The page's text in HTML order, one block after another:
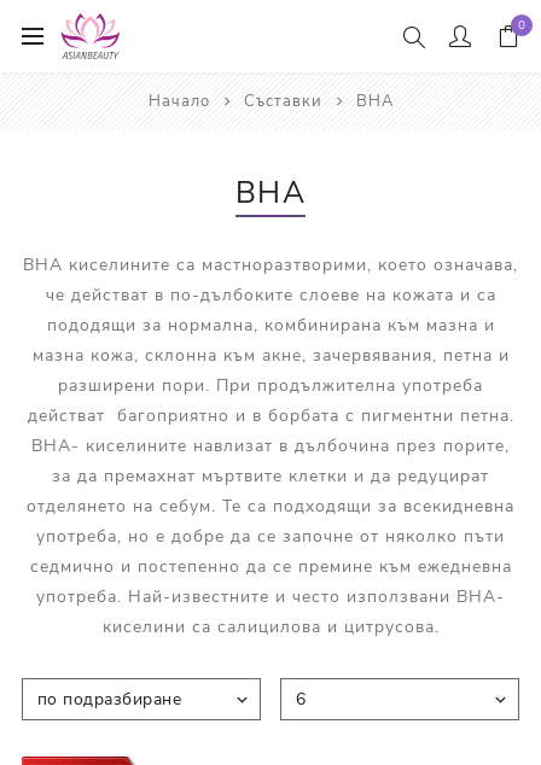
0
Начало Съставки BHA
BHA
ВНА киселините са мастноразтворими, което означава,
че действат в по-дълбоките слоеве на кожата и са
пододящи за нормална, комбинирана към мазна и
мазна кожа, склонна към акне, зачервявания, петна и
разширени пори. При продължителна употреба
действат багоприятно и в борбата с пигментни петна.
ВНА- киселините навлизат в дълбочина през порите,
за да премахнат мъртвите клетки и да редуцират
отделянето на себум. Те са подходящи за всекидневна
употреба, но е добре да се започне от няколко пъти
седмично и постепенно да се премине към ежедневна
употреба. Най-известните и често използвани ВНА-
киселини са салицилова и цитрусова.